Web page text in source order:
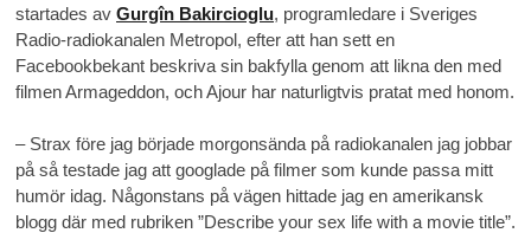
startades av Gurgîn Bakircioglu, programledare i Sveriges
Radio-radiokanalen Metropol, efter att han sett en
Facebookbekant beskriva sin bakfylla genom att likna den med
filmen Armageddon, och Ajour har naturligtvis pratat med honom.
– Strax före jag började morgonsända på radiokanalen jag jobbar
på så testade jag att googlade på filmer som kunde passa mitt
humör idag. Någonstans på vägen hittade jag en amerikansk
blogg där med rubriken ”Describe your sex life with a movie title”.